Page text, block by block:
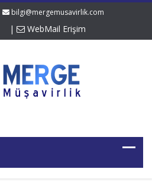
bilgi@mergemusavirlik.com
| WebMail Erişim